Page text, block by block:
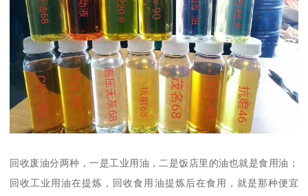
回收废油分两种，一是工业用油，二是饭店里的油也就是食用油；
回收工业用油在提炼，回收食用油提炼后在食用，就是那种便宜